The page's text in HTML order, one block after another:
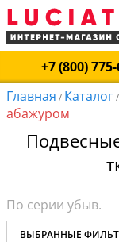
+7 (800)
Главная / Каталог/
абажуром
ВЫБРАННЫЕ